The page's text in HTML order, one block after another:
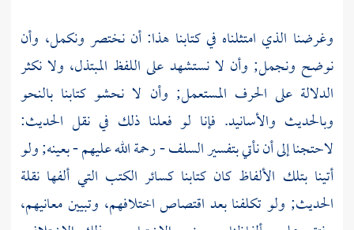
وغرضنا الذي امتثلناه في كتابنا هذا: أن نختصر ونكمل، وأن
نوضح ونجمل; وأن لا نستشهد على اللفظ المبتذل، ولا نكثر
الدلالة على الحرف المستعمل; وأن لا نحشو كتابنا بالنحو
وبالحديث والأسانيد. فإنا لو فعلنا ذلك في نقل الحديث:
لاحتجنا إلى أن نأتي بتفسير السلف - رحمة الله عليهم - بعينه; ولو
أتينا بتلك الألفاظ كان كتابنا كسائر الكتب التي ألفها نقلة
الحديث; ولو تكلفنا بعد اقتصاص اختلافهم، وتبيين معانيهم،